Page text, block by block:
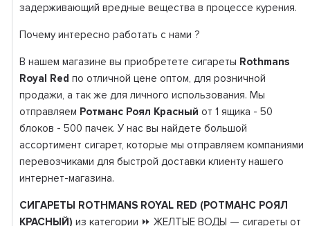
задерживающий вредные вещества в процессе курения.
Почему интересно работать с нами ?
В нашем магазине вы приобретете сигареты Rothmans
Royal Red по отличной цене оптом, для розничной
продажи, а так же для личного использования. Мы
отправляем Ротманс Роял Красный от 1 ящика - 50
блоков - 500 пачек. У нас вы найдете большой
ассортимент сигарет, которые мы отправляем компаниями
перевозчиками для быстрой доставки клиенту нашего
интернет-магазина.
СИГАРЕТЫ ROTHMANS ROYAL RED (РОТМАНС РОЯЛ
КРАСНЫЙ) из категории ⏩ ЖЕЛТЫЕ ВОДЫ — сигареты от